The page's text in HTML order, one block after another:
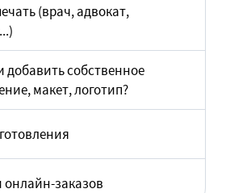
(врач, адвокат,
собственное
макет, логотип?
онлайн-заказов